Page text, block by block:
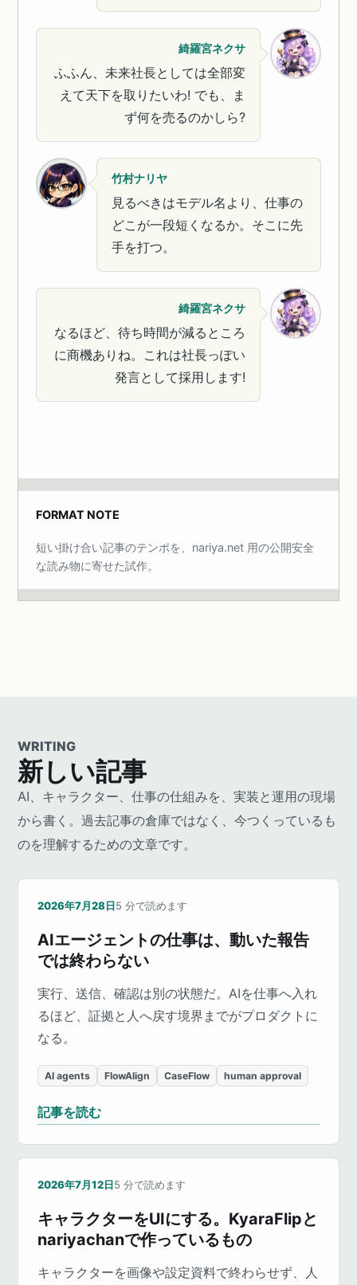
綺羅宮ネクサ
ふふん、未来社長としては全部変
えて天下を取りたいわ! でも、ま
ず何を売るのかしら?
竹村ナリヤ
見るべきはモデル名より、仕事の
どこが一段短くなるか。そこに先
手を打つ。
綺羅宮ネクサ
なるほど、待ち時間が減るところ
に商機ありね。これは社長っぽい
発言として採用します!
FORMAT NOTE
短い掛け合い記事のテンポを、nariya.net 用の公開安全
な読み物に寄せた試作。
WRITING
新しい記事
AI、キャラクター、仕事の仕組みを、実装と運用の現場
から書く。過去記事の倉庫ではなく、今つくっているも
のを理解するための文章です。
2026年7月28日5 分で読めます
AIエージェントの仕事は、動いた報告
では終わらない
実行、送信、確認は別の状態だ。AIを仕事へ入れ
るほど、証拠と人へ戻す境界までがプロダクトに
なる。
AI agents FlowAlign CaseFlow human approval
記事を読む
2026年7月12日5 分で読めます
キャラクターをUIにする。KyaraFlipと
nariyachanで作っているもの
キャラクターを画像や設定資料で終わらせず、人